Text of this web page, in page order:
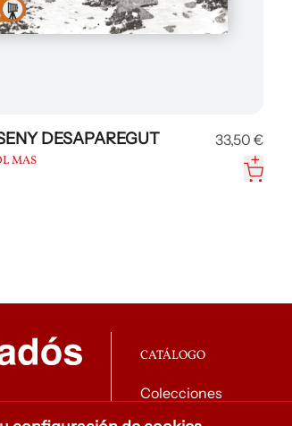
DESAPAREGUT
MAS
33,50 €
CATÁLOGO
Colecciones